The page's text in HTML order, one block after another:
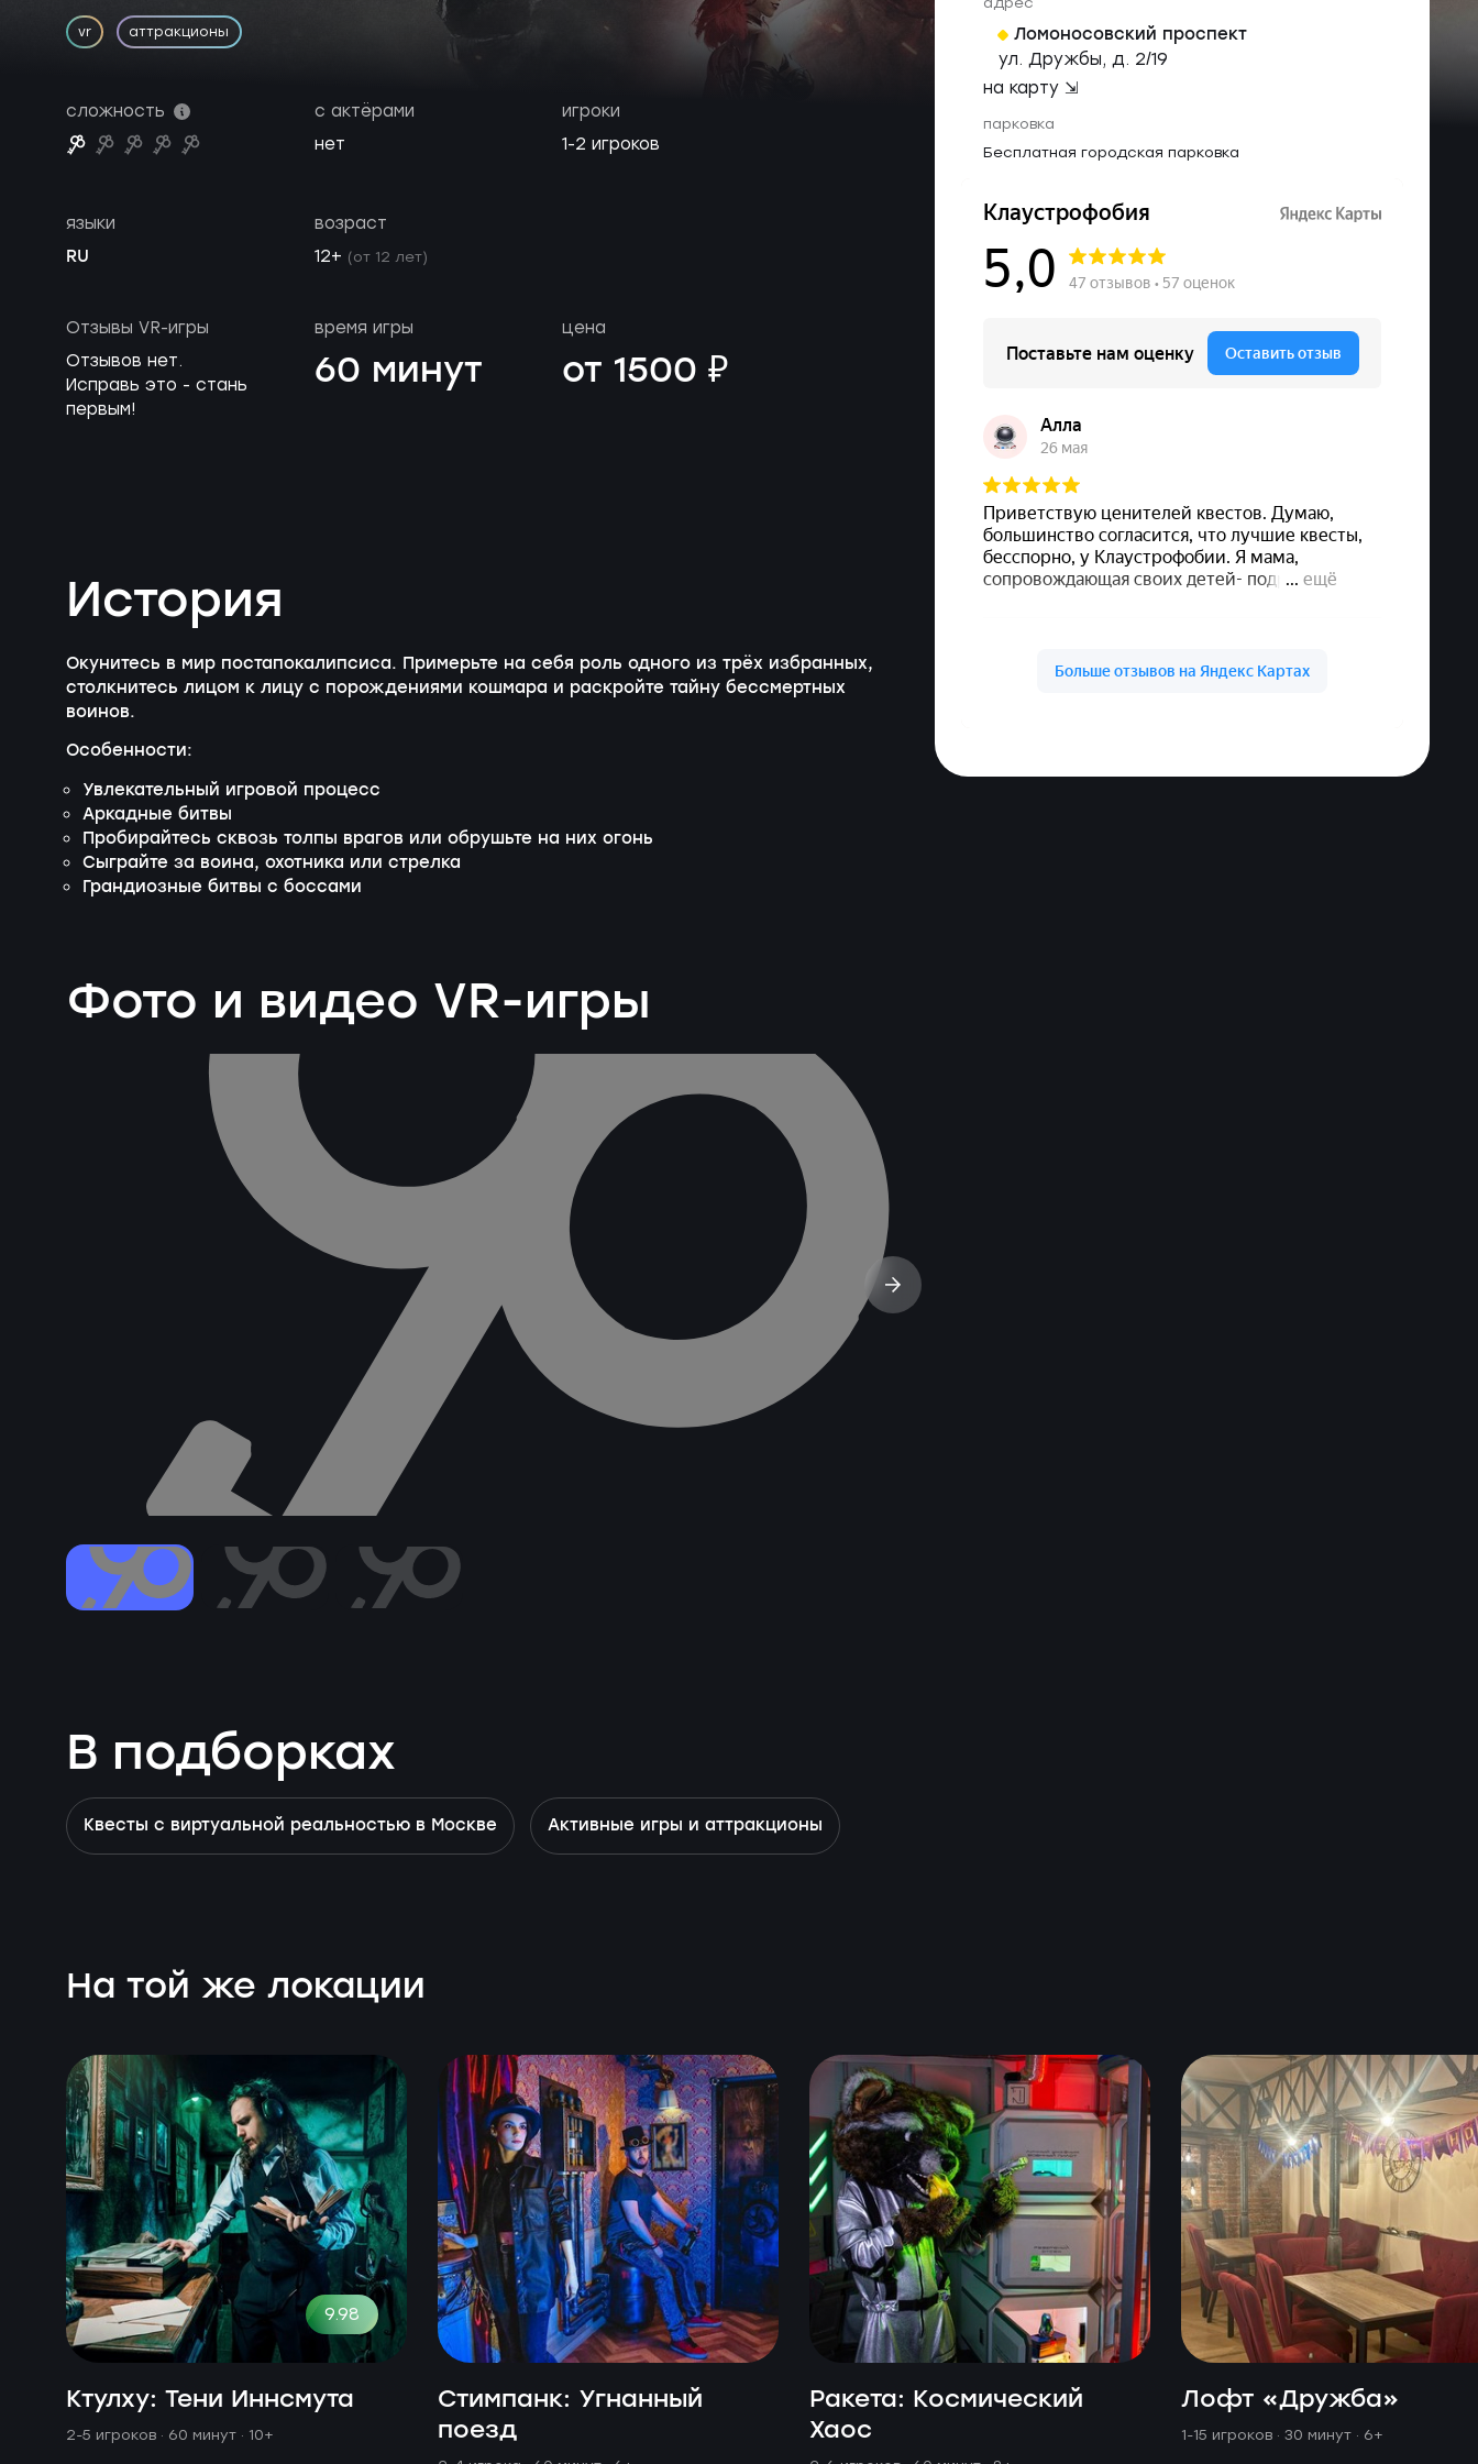
vr аттракционы Ломоносовский проспект
ул. Дружбы, д. 2/19
на карту ⇲
парковка
Бесплатная городская парковка
сложность
с актёрами
нет
игроки
1-2 игроков
языки
RU
возраст
12+ (от 12 лет)
Отзывы VR-игры
Отзывов нет.
Исправь это - стань
первым!
время игры
60 минут
цена
от 1500 ₽
История
Окунитесь в мир постапокалипсиса. Примерьте на себя роль одного из трёх избранных,
столкнитесь лицом к лицу с порождениями кошмара и раскройте тайну бессмертных
воинов.
Особенности:
Увлекательный игровой процесс
Аркадные битвы
Пробирайтесь сквозь толпы врагов или обрушьте на них огонь
Сыграйте за воина, охотника или стрелка
Грандиозные битвы с боссами
Фото и видео VR-игры
В подборках
Квесты с виртуальной реальностью в Москве Активные игры и аттракционы
На той же локации
9.98
Ктулху: Тени Иннсмута
2-5 игроков · 60 минут · 10+
Стимпанк: Угнанный
поезд
Ракета: Космический
Хаос
Лофт «Дружба»
1-15 игроков · 30 минут · 6+